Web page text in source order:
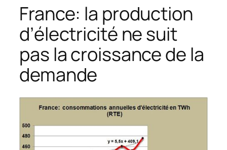
France: la production
d’électricité ne suit
pas la croissance de la
demande